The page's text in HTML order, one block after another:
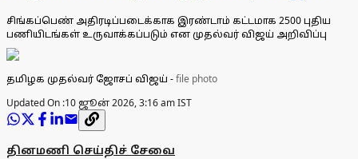
சிங்கப்பெண் அதிரடிப்படைக்காக இரண்டாம் கட்டமாக 2500 புதிய
பணியிடங்கள் உருவாக்கப்படும் என முதல்வர் விஜய் அறிவிப்பு
தமிழக முதல்வர் ஜோசப் விஜய் -file photo
Updated On :10 ஜூன் 2026, 3:16 am IST
தினமணி செய்திச் சேவை